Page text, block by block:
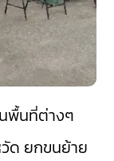
พื้นที่ต่างๆ
ด ยกขนย้าย